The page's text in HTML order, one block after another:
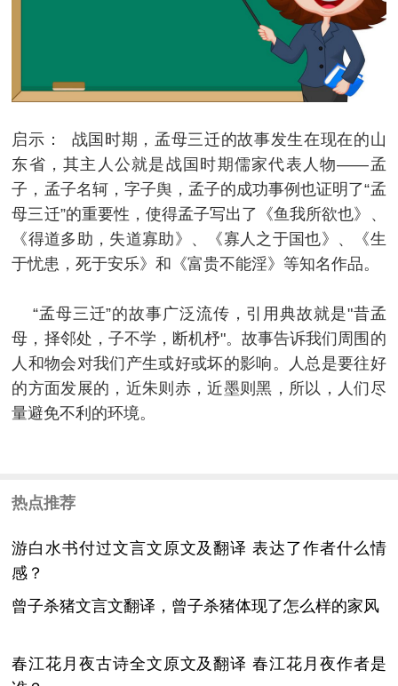
启示： 战国时期，孟母三迁的故事发生在现在的山
东省，其主人公就是战国时期儒家代表人物——孟
子，孟子名轲，字子舆，孟子的成功事例也证明了“孟
母三迁”的重要性，使得孟子写出了《鱼我所欲也》、
《得道多助，失道寡助》、《寡人之于国也》、《生
于忧患，死于安乐》和《富贵不能淫》等知名作品。
“孟母三迁”的故事广泛流传，引用典故就是"昔孟
母，择邻处，子不学，断机杼"。故事告诉我们周围的
人和物会对我们产生或好或坏的影响。人总是要往好
的方面发展的，近朱则赤，近墨则黑，所以，人们尽
量避免不利的环境。
热点推荐
游白水书付过文言文原文及翻译 表达了作者什么情
感？
曾子杀猪文言文翻译，曾子杀猪体现了怎么样的家风
春江花月夜古诗全文原文及翻译 春江花月夜作者是